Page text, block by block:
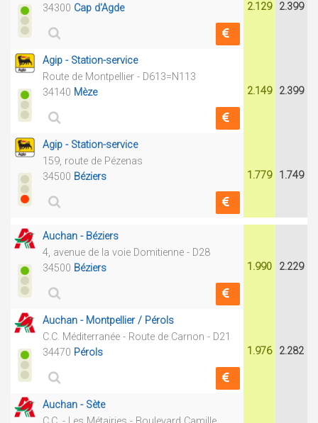
34300 Cap d'Agde 2.129 2.399
Agip - Station-service
Route de Montpellier - D613=N113
34140 Mèze 2.149 2.399
Agip - Station-service
159, route de Pézenas
34500 Béziers 1.779 1.749
Auchan - Béziers
4, avenue de la voie Domitienne - D28
34500 Béziers 1.990 2.229
Auchan - Montpellier / Pérols
C.C. Méditerranée - Route de Carnon - D21
34470 Pérols 1.976 2.282
Auchan - Sète